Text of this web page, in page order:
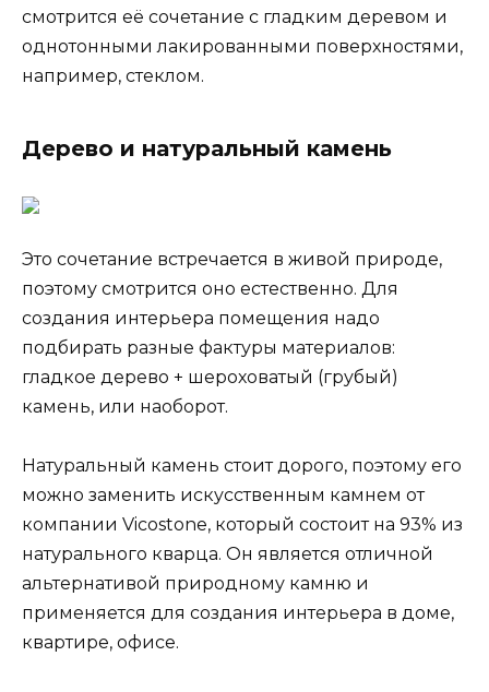
смотрится её сочетание с гладким деревом и
однотонными лакированными поверхностями,
например, стеклом.
Дерево и натуральный камень
Это сочетание встречается в живой природе,
поэтому смотрится оно естественно. Для
создания интерьера помещения надо
подбирать разные фактуры материалов:
гладкое дерево + шероховатый (грубый)
камень, или наоборот.
Натуральный камень стоит дорого, поэтому его
можно заменить искусственным камнем от
компании Vicostone, который состоит на 93% из
натурального кварца. Он является отличной
альтернативой природному камню и
применяется для создания интерьера в доме,
квартире, офисе.